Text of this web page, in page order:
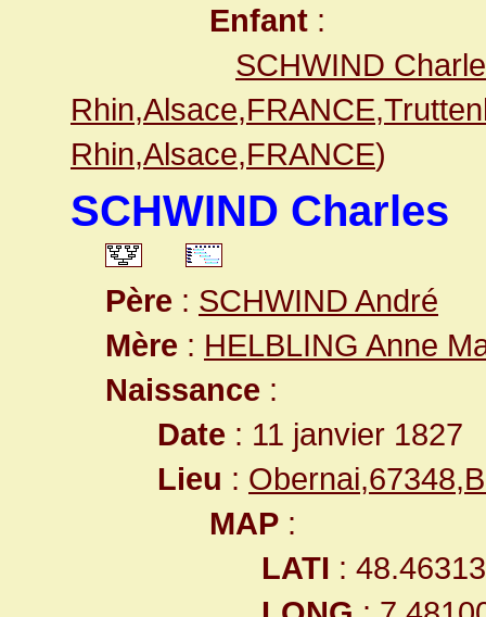
Enfant :
SCHWIND
Rhin,Alsace,FRANCE)
SCHWIND Charles
Père : SCHWIND André
Mère : HELBLING Anne
Naissance :
Date : 11 janvier 1827
Lieu :
MAP :
LATI :